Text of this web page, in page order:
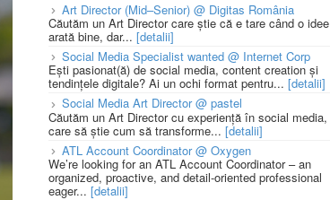
Art Director (Mid–Senior) @ Digitas România
Căutăm un Art Director care știe că e tare când o idee
arată bine, dar... [detalii]
Social Media Specialist wanted @ Internet Corp
Ești pasionat(ă) de social media, content creation și
tendințele digitale? Ai un ochi format pentru... [detalii]
Social Media Art Director @ pastel
Căutăm un Art Director cu experiență în social media,
care să știe cum să transforme... [detalii]
ATL Account Coordinator @ Oxygen
We’re looking for an ATL Account Coordinator – an
organized, proactive, and detail-oriented professional
eager... [detalii]